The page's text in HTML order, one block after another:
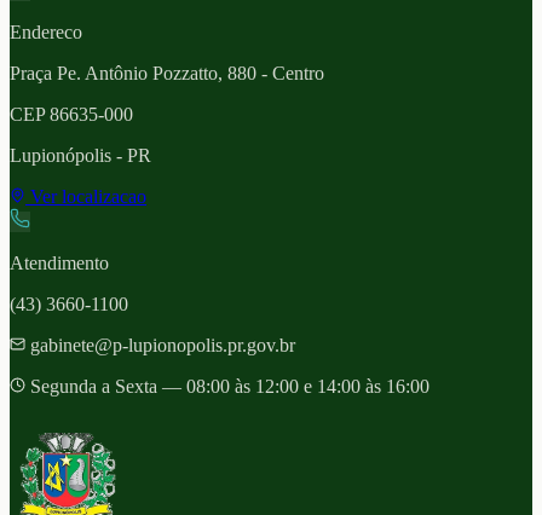
Endereco
Praça Pe. Antônio Pozzatto, 880 - Centro
CEP86635-000
Lupionópolis - PR
Ver localizacao
Atendimento
(43) 3660-1100
gabinete@p-lupionopolis.pr.gov.br
Segunda a Sexta — 08:00 às 12:00 e 14:00 às 16:00